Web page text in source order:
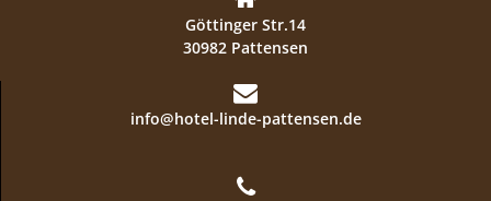
Göttinger Str.14
30982 Pattensen
info@hotel-linde-pattensen.de